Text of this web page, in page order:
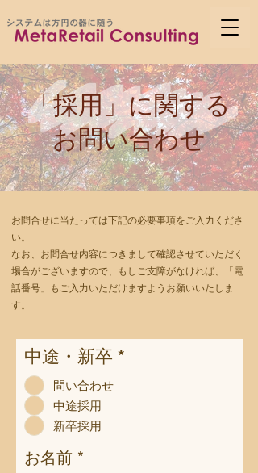
「採用」に関する
お問い合わせ
お問合せに当たっては下記の必要事項をご入力くださ
い。
なお、お問合せ内容につきまして確認させていただく
場合がございますので、もしご支障がなければ、「電
話番号」もご入力いただけますようお願いいたしま
す。
中途・新卒 *
問い合わせ
中途採用
新卒採用
お名前 *